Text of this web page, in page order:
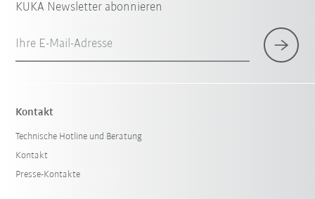
KUKA Newsletter abonnieren
Ihre E-Mail-Adresse
Kontakt
Technische Hotline und Beratung
Kontakt
Presse-Kontakte